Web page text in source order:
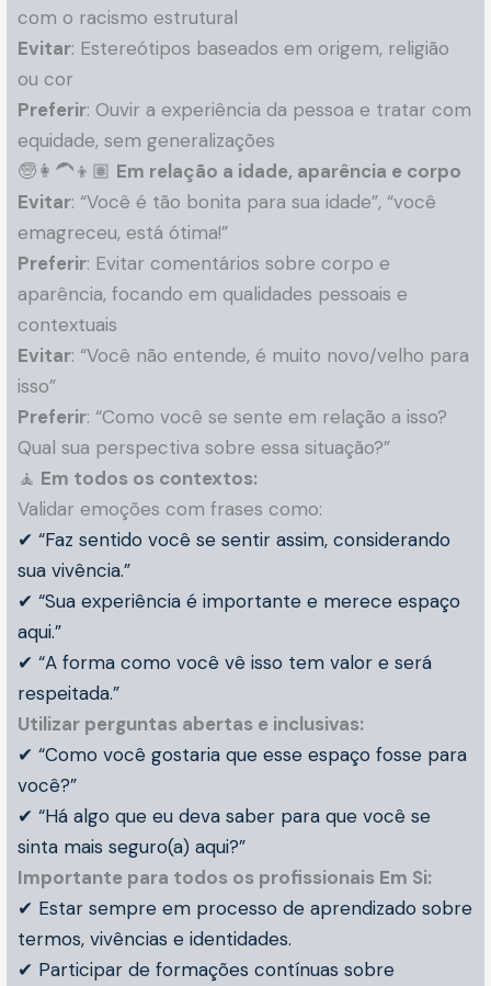
com o racismo estrutural
Evitar: Estereótipos baseados em origem, religião
ou cor
Preferir: Ouvir a experiência da pessoa e tratar com
equidade, sem generalizações
🧓👩‍🦱👦🏽 Em relação a idade, aparência e corpo
Evitar: “Você é tão bonita para sua idade”, “você
emagreceu, está ótima!”
Preferir: Evitar comentários sobre corpo e
aparência, focando em qualidades pessoais e
contextuais
Evitar: “Você não entende, é muito novo/velho para
isso”
Preferir: “Como você se sente em relação a isso?
Qual sua perspectiva sobre essa situação?”
🧘 Em todos os contextos:
Validar emoções com frases como:
✔ “Faz sentido você se sentir assim, considerando
sua vivência.”
✔ “Sua experiência é importante e merece espaço
aqui.”
✔ “A forma como você vê isso tem valor e será
respeitada.”
Utilizar perguntas abertas e inclusivas:
✔ “Como você gostaria que esse espaço fosse para
você?”
✔ “Há algo que eu deva saber para que você se
sinta mais seguro(a) aqui?”
Importante para todos os profissionais Em Si:
✔ Estar sempre em processo de aprendizado sobre
termos, vivências e identidades.
✔ Participar de formações contínuas sobre